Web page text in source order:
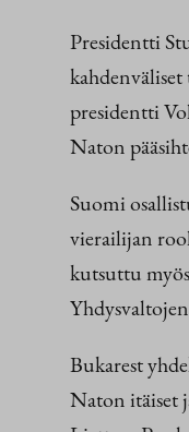
Presidentti
presidentti
Naton
Suomi
vierailijan
kutsuttu
Bukarest
Naton itäiset